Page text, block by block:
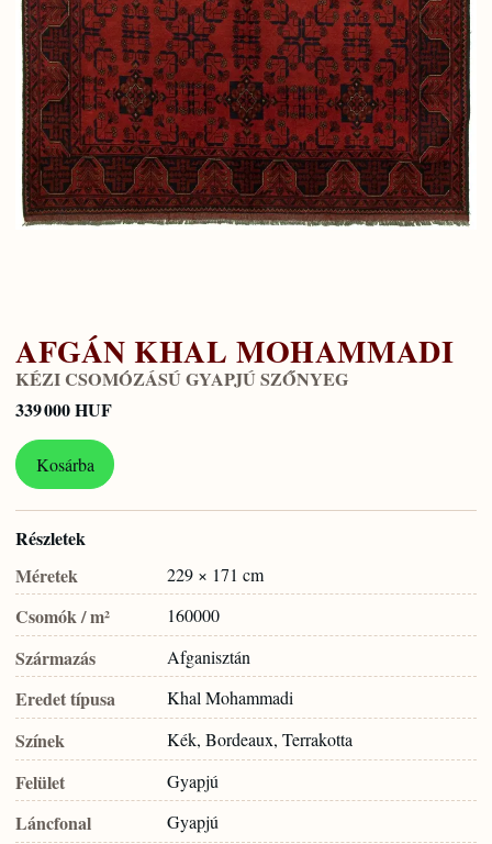
AFGÁN KHAL MOHAMMADI
KÉZI CSOMÓZÁSÚ GYAPJÚ SZŐNYEG
339 000 HUF
Kosárba
Részletek
Méretek
229 × 171 cm
Csomók / m² 160000
Származás Afganisztán
Eredet típusa Khal Mohammadi
Színek Kék, Bordeaux, Terrakotta
Felület Gyapjú
Láncfonal Gyapjú